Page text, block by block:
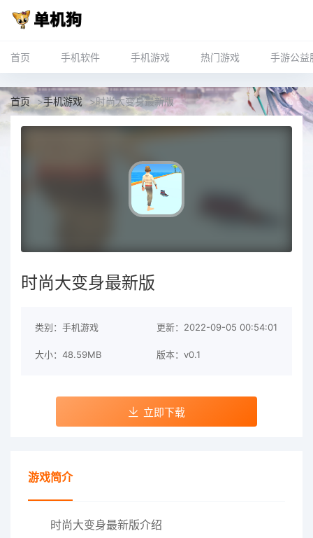
首页 手机软件 手机游戏 热门游戏 手游公益
首页 >手机游戏 >时尚大变身最新版
时尚大变身最新版
类别：手机游戏 更新：2022-09-05 00:54:01
大小：48.59MB 版本：v0.1
立即下载
游戏简介
时尚大变身最新版介绍